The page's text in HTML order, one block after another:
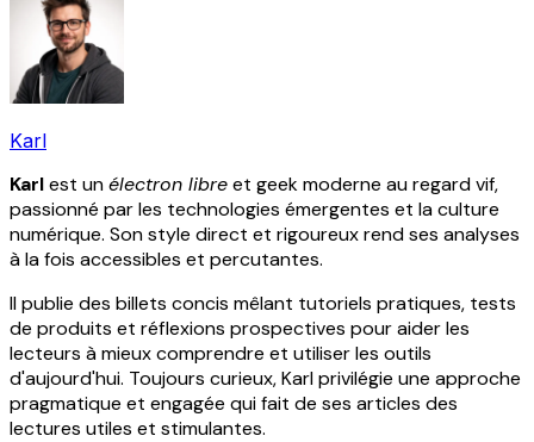
Karl
Karlest unélectron libreet geek moderne au regard vif,
passionné par les technologies émergentes et la culture
numérique. Son style direct et rigoureux rend ses analyses
à la fois accessibles et percutantes.
Il publie des billets concis mêlant tutoriels pratiques, tests
de produits et réflexions prospectives pour aider les
lecteurs à mieux comprendre et utiliser les outils
d'aujourd'hui. Toujours curieux, Karl privilégie une approche
pragmatique et engagée qui fait de ses articles des
lectures utiles et stimulantes.